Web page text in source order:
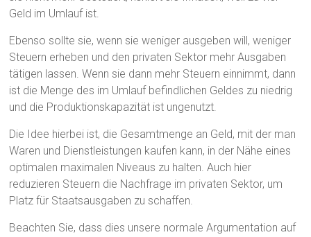
Geld im Umlauf ist.
Ebenso sollte sie, wenn sie weniger ausgeben will, weniger
Steuern erheben und den privaten Sektor mehr Ausgaben
tätigen lassen. Wenn sie dann mehr Steuern einnimmt, dann
ist die Menge des im Umlauf befindlichen Geldes zu niedrig
und die Produktionskapazität ist ungenutzt.
Die Idee hierbei ist, die Gesamtmenge an Geld, mit der man
Waren und Dienstleistungen kaufen kann, in der Nähe eines
optimalen maximalen Niveaus zu halten. Auch hier
reduzieren Steuern die Nachfrage im privaten Sektor, um
Platz für Staatsausgaben zu schaffen.
Beachten Sie, dass dies unsere normale Argumentation auf